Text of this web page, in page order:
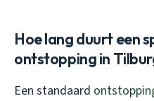
Hoe lang duurt een
ontstopping in
Een standaard